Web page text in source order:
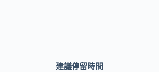
建議停留時間